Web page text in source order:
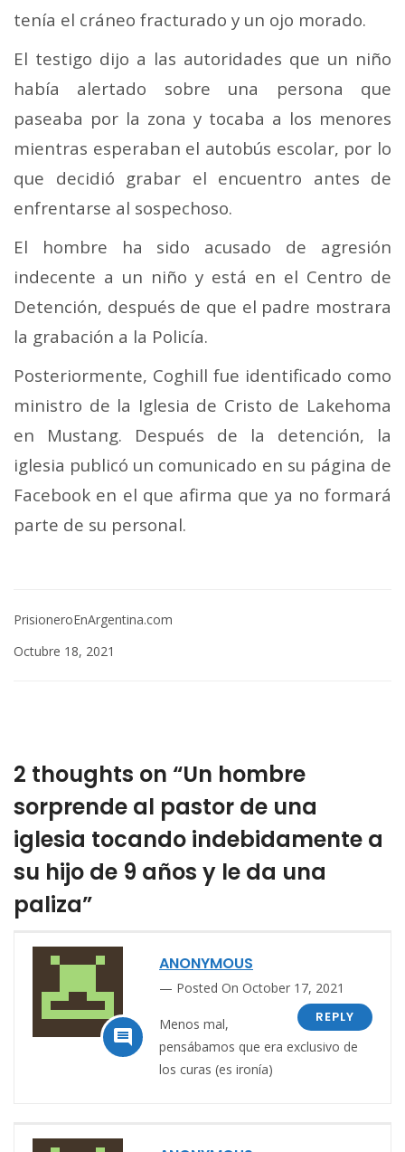
tenía el cráneo fracturado y un ojo morado.
El testigo dijo a las autoridades que un niño
había alertado sobre una persona que
paseaba por la zona y tocaba a los menores
mientras esperaban el autobús escolar, por lo
que decidió grabar el encuentro antes de
enfrentarse al sospechoso.
El hombre ha sido acusado de agresión
indecente a un niño y está en el Centro de
Detención, después de que el padre mostrara
la grabación a la Policía.
Posteriormente, Coghill fue identificado como
ministro de la Iglesia de Cristo de Lakehoma
en Mustang. Después de la detención, la
iglesia publicó un comunicado en su página de
Facebook en el que afirma que ya no formará
parte de su personal.
PrisioneroEnArgentina.com
Octubre 18, 2021
2 thoughts on “Un hombre
sorprende al pastor de una
iglesia tocando indebidamente a
su hijo de 9 años y le da una
paliza”

ANONYMOUS
Posted On October 17, 2021
REPLY
Menos mal,
pensábamos que era exclusivo de
los curas (es ironía)